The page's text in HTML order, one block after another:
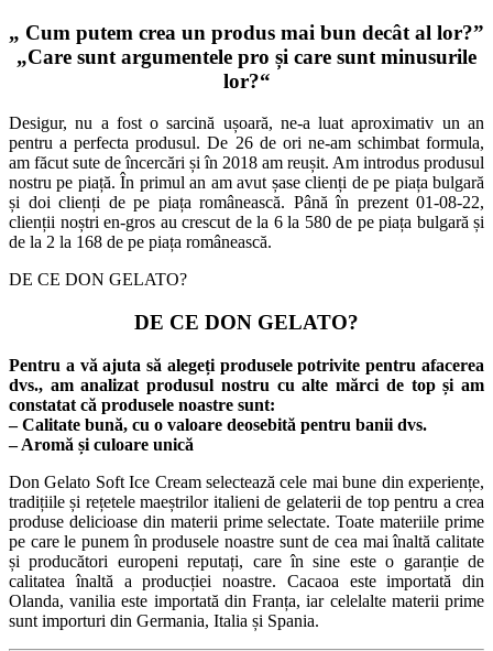
„ Cum putem crea un produs mai bun decât al lor?”
„Care sunt argumentele pro și care sunt minusurile
lor?“
Desigur, nu a fost o sarcină ușoară, ne-a luat aproximativ un an
pentru a perfecta produsul. De 26 de ori ne-am schimbat formula,
am făcut sute de încercări și în 2018 am reușit. Am introdus produsul
nostru pe piață. În primul an am avut șase clienți de pe piața bulgară
și doi clienți de pe piața românească. Până în prezent 01-08-22,
clienții noștri en-gros au crescut de la 6 la 580 de pe piața bulgară și
de la 2 la 168 de pe piața românească.
DE CE DON GELATO?
DE CE DON GELATO?
Pentru a vă ajuta să alegeți produsele potrivite pentru afacerea
dvs., am analizat produsul nostru cu alte mărci de top și am
constatat că produsele noastre sunt:
– Calitate bună, cu o valoare deosebită pentru banii dvs.
– Aromă și culoare unică
Don Gelato Soft Ice Cream selectează cele mai bune din experiențe,
tradițiile și rețetele maeștrilor italieni de gelaterii de top pentru a crea
produse delicioase din materii prime selectate. Toate materiile prime
pe care le punem în produsele noastre sunt de cea mai înaltă calitate
și producători europeni reputați, care în sine este o garanție de
calitatea înaltă a producției noastre. Cacaoa este importată din
Olanda, vanilia este importată din Franța, iar celelalte materii prime
sunt importuri din Germania, Italia și Spania.